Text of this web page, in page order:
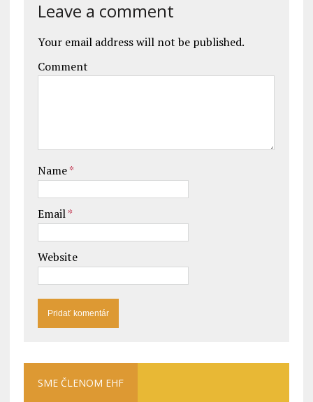
Leave a comment
Your email address will not be published.
Comment
Name*
Email*
Website
SME ČLENOM EHF